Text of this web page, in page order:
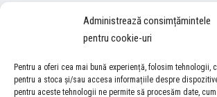
Administrează consimțămintele
pentru cookie-uri
Pentru a oferi cea mai bună experiență, folosim tehnologii,
pentru a stoca și/sau accesa informațiile despre
pentru aceste tehnologii ne permite să procesăm date,
F
a
c
e
Y
u
t
I
s
t
ACCES NEVĂZĂTORI